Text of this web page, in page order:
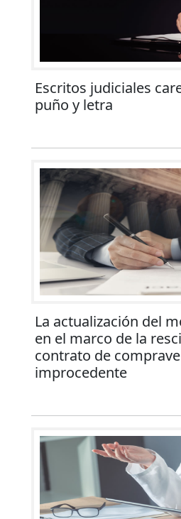
Escritos judiciales
puño y letra
La actualización del
en el marco de la
contrato de
improcedente